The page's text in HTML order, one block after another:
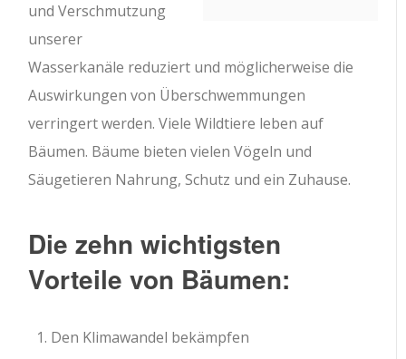
und Verschmutzung
unserer
Wasserkanäle reduziert und möglicherweise die
Auswirkungen von Überschwemmungen
verringert werden. Viele Wildtiere leben auf
Bäumen. Bäume bieten vielen Vögeln und
Säugetieren Nahrung, Schutz und ein Zuhause.
Die zehn wichtigsten
Vorteile von Bäumen:
Den Klimawandel bekämpfen